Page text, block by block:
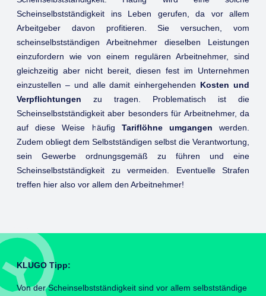
Scheinselbstständigkeit ins Leben gerufen, da vor allem
Arbeitgeber davon profitieren. Sie versuchen, vom
scheinselbstständigen Arbeitnehmer dieselben Leistungen
einzufordern wie von einem regulären Arbeitnehmer, sind
gleichzeitig aber nicht bereit, diesen fest im Unternehmen
einzustellen – und alle damit einhergehenden Kosten und
Verpflichtungen zu tragen. Problematisch ist die
Scheinselbstständigkeit aber besonders für Arbeitnehmer, da
auf diese Weise häufig Tariflöhne umgangen werden.
Zudem obliegt dem Selbstständigen selbst die Verantwortung,
sein Gewerbe ordnungsgemäß zu führen und eine
Scheinselbstständigkeit zu vermeiden. Eventuelle Strafen
treffen hier also vor allem den Arbeitnehmer!
KLUGO Tipp:
Von der Scheinselbstständigkeit sind vor allem selbstständige